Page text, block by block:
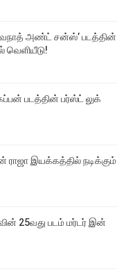
அண்ட் சன்ஸ்’ படத்தின்
வெளியீடு!
படத்தின் பர்ஸ்ட் லுக்
இயக்கத்தில் நடிக்கும்
25வது படம் மர்டர் இன்